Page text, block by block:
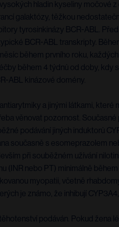
hladin kyseliny močové
galaktózy, těžkou
tyrosinkinázy BCR-ABL.
BCR-ABL transkripty.
během prvního roku,
během 4 týdnů od doby,
ABL kinázové domény.
a jinými látkami,
věnovat pozornost.
podávání jiných induktorů
současně s esomeprazolem
při souběžném užívání
(INR nebo PT) minimálně
myopatii, včetně
je známo, že inhibují
podáván. Pokud